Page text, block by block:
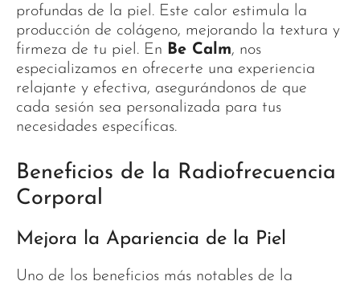
profundas de la piel. Este calor estimula la
producción de colágeno, mejorando la textura y
firmeza de tu piel. En Be Calm, nos
especializamos en ofrecerte una experiencia
relajante y efectiva, asegurándonos de que
cada sesión sea personalizada para tus
necesidades específicas.
Beneficios de la Radiofrecuencia
Corporal
Mejora la Apariencia de la Piel
Uno de los beneficios más notables de la